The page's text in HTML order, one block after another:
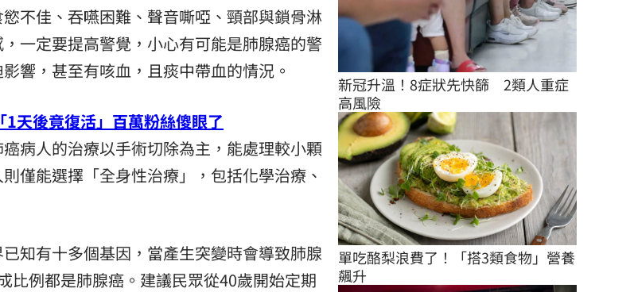
不佳、吞嚥困難、聲音嘶啞、頸部與鎖骨淋
一定要提高警覺，小心有可能是肺腺癌的警
響，甚至有咳血，且痰中帶血的情況。
天後竟復活」百萬粉絲傻眼了
病人的治療以手術切除為主，能處理較小顆
僅能選擇「全身性治療」，包括化學治療、
知有十多個基因，當產生突變時會導致肺腺
比例都是肺腺癌。建議民眾從40歲開始定期
新冠升溫！8症狀先快篩　2類人重症
高風險
單吃酪梨浪費了！「搭3類食物」營養
飆升